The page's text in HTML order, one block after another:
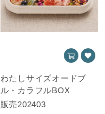
わたしサイズオードブ
ル・カラフルBOX
販売202403